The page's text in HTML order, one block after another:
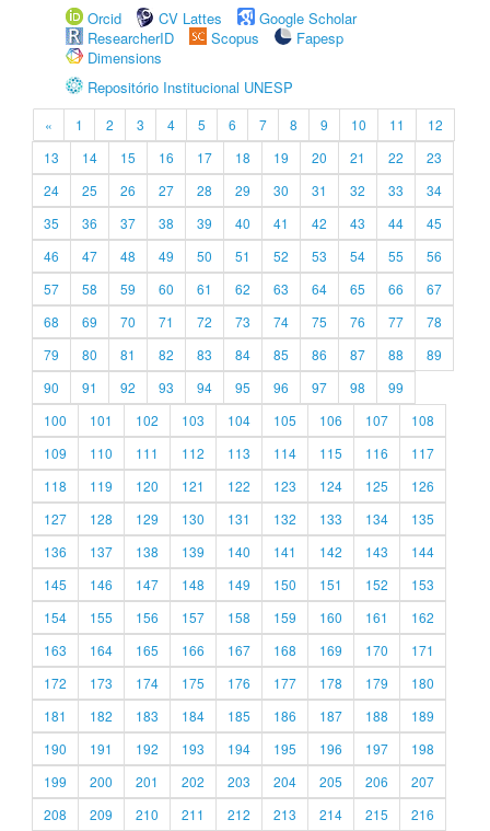
Orcid
CV Lattes
Google Scholar
ResearcherID
Scopus
Fapesp
Dimensions
Repositório Institucional UNESP
« 1 2 3 4 5 6 7 8 9 10 11
12
13
14 15 16 17 18 19 20 21 22
23
24
25 26 27 28 29 30 31 32 33
34
35
36 37 38 39 40 41 42 43 44
45
46
47 48 49 50 51 52 53 54 55
56
57
58 59 60 61 62 63 64 65 66
67
68
69 70 71 72 73 74 75 76 77
78
79
80 81 82 83 84 85 86 87 88
89
90
91 92 93 94 95 96 97 98
99
100
101 102 103 104 105 106 107
108
109
110 111 112 113 114 115 116
117
118
119 120 121 122 123 124 125
126
127
128 129 130 131 132 133 134
135
136
137 138 139 140 141 142 143
144
145
146 147 148 149 150 151 152
153
154
155 156 157 158 159 160 161
162
163
164 165 166 167 168 169 170
171
172
173 174 175 176 177 178 179
180
181
182 183 184 185 186 187 188
189
190
191 192 193 194 195 196 197
198
199
200 201 202 203 204 205 206
207
208
209 210 211 212 213 214 215
216